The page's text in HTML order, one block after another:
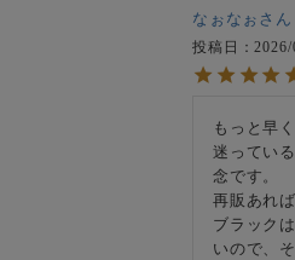
なぉなぉ
投稿日
もっと早
迷ってい
念です。
再販あれ
ブラック
いので、